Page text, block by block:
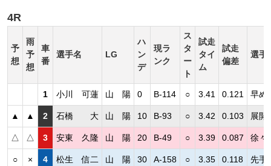
4R
予
想
雨
予
想
車
番
選手名 LG
ハ
ン
デ
現ラ
ンク
ス
タ
ー
ト
試走
タイ
ム
試走
偏差
選手
1 小川 可蓮 山 陽 0 B-114 ○ 3.41 0.121 早め
▲ ▲ 2 石橋 大 山 陽 10 B-93 ○ 3.42 0.103 展開
△ △ 3 安東 久隆 山 陽 20 B-49 ○ 3.39 0.087 徐々
○ × 4 松生 信二 山 陽 30 A-158 ○ 3.35 0.118 先手